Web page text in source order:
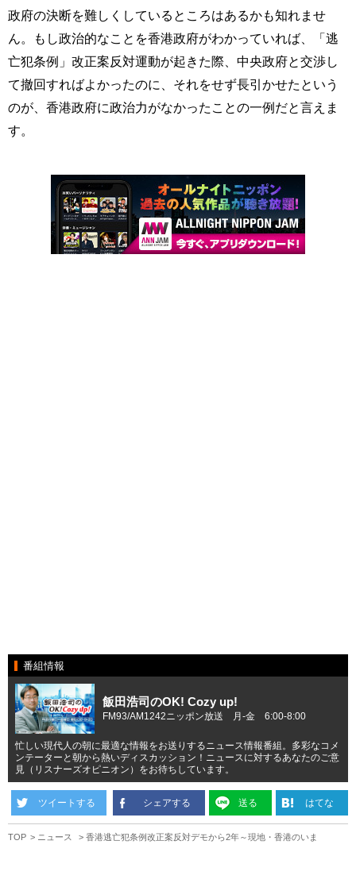
政府の決断を難しくしているところはあるかも知れませ
ん。もし政治的なことを香港政府がわかっていれば、「逃
亡犯条例」改正案反対運動が起きた際、中央政府と交渉し
て撤回すればよかったのに、それをせず長引かせたという
のが、香港政府に政治力がなかったことの一例だと言えま
す。
番組情報
飯田浩司のOK! Cozy up!
FM93/AM1242ニッポン放送 月-金 6:00-8:00
忙しい現代人の朝に最適な情報をお送りするニュース情報番組。多彩なコメ
ンテーターと朝から熱いディスカッション！ニュースに対するあなたのご意
見（リスナーズオピニオン）をお待ちしています。
ツイートする シェアする 送る はてな
TOP ニュース 香港逃亡犯条例改正案反対デモから2年～現地・香港のいま